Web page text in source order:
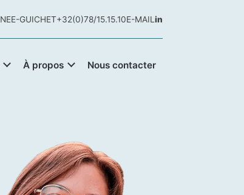
E-GUICHET+32(0)78/15.15.10E-MAIL in
À propos Nous contacter